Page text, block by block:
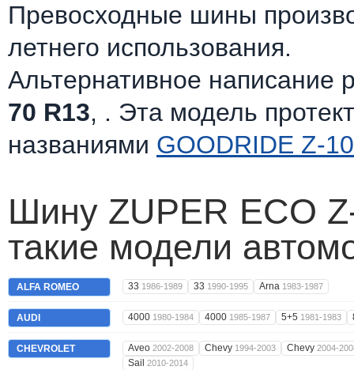
Превосходные шины
летнего использования.
Альтернативное написание
70 R13, . Эта модель
названиями GOODRIDE Z-
Шину ZUPER ECO
такие модели
ALFA ROMEO 33 1986-1989 33 1990-1995 Arna 1983-1987
AUDI 4000 1980-1984 4000 1985-1987 5+5 1981-1983
CHEVROLET Aveo 2002-2008 Chevy 1994-2003 Chevy 2004-
Sail 2010-2014